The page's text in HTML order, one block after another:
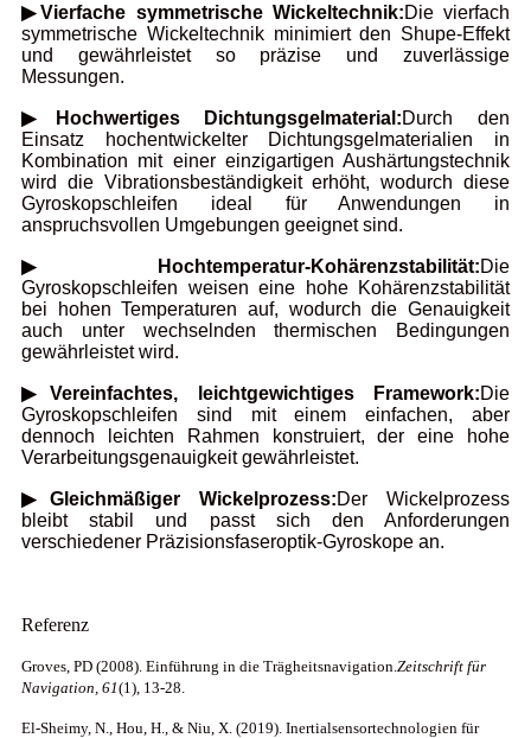
▶Vierfache symmetrische Wickeltechnik:Die vierfach
symmetrische Wickeltechnik minimiert den Shupe-Effekt
und gewährleistet so präzise und zuverlässige
Messungen.
▶Hochwertiges Dichtungsgelmaterial:Durch den
Einsatz hochentwickelter Dichtungsgelmaterialien in
Kombination mit einer einzigartigen Aushärtungstechnik
wird die Vibrationsbeständigkeit erhöht, wodurch diese
Gyroskopschleifen ideal für Anwendungen in
anspruchsvollen Umgebungen geeignet sind.
▶Hochtemperatur-Kohärenzstabilität:Die
Gyroskopschleifen weisen eine hohe Kohärenzstabilität
bei hohen Temperaturen auf, wodurch die Genauigkeit
auch unter wechselnden thermischen Bedingungen
gewährleistet wird.
▶Vereinfachtes, leichtgewichtiges Framework:Die
Gyroskopschleifen sind mit einem einfachen, aber
dennoch leichten Rahmen konstruiert, der eine hohe
Verarbeitungsgenauigkeit gewährleistet.
▶Gleichmäßiger Wickelprozess:Der Wickelprozess
bleibt stabil und passt sich den Anforderungen
verschiedener Präzisionsfaseroptik-Gyroskope an.
Referenz
Groves, PD (2008). Einführung in die Trägheitsnavigation. Zeitschrift für
Navigation, 61(1), 13-28.
El-Sheimy, N., Hou, H., & Niu, X. (2019). Inertialsensortechnologien für